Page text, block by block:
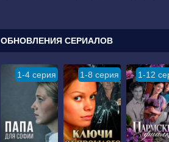
ОБНОВЛЕНИЯ СЕРИАЛОВ
1-4 серия 1-8 серия 1-12